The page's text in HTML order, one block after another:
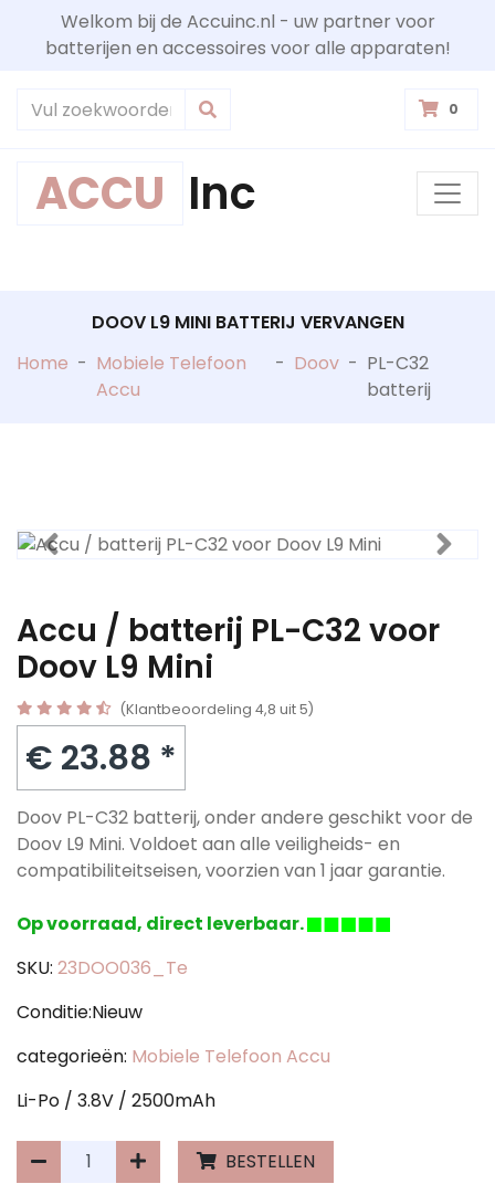
Welkom bij de Accuinc.nl - uw partner voor
batterijen en accessoires voor alle apparaten!
0
ACCU Inc
DOOV L9 MINI BATTERIJ VERVANGEN
Home - Mobiele Telefoon
Accu
- Doov - PL-C32
batterij
Accu / batterij PL-C32 voor
Doov L9 Mini
(Klantbeoordeling 4,8 uit 5)
€ 23.88 *
Doov PL-C32 batterij, onder andere geschikt voor de
Doov L9 Mini. Voldoet aan alle veiligheids- en
compatibiliteitseisen, voorzien van 1 jaar garantie.
Op voorraad, direct leverbaar.
SKU: 23DOO036_Te
Conditie:Nieuw
categorieën: Mobiele Telefoon Accu
Li-Po / 3.8V / 2500mAh
BESTELLEN